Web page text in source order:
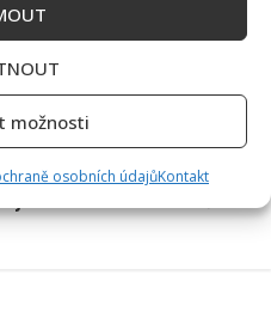
možnosti
osobních údajůKontakt